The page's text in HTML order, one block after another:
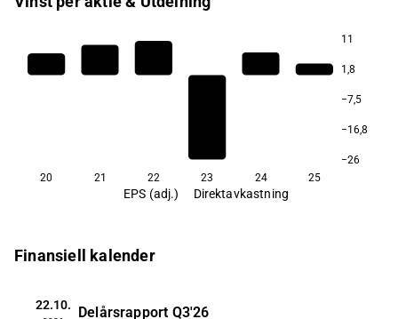
11
1,8
−7,5
−16,8
−26
20
21 22 23 24 25
EPS (adj.) Direktavkastning
Finansiell kalender
22.10. Delårsrapport Q3'26